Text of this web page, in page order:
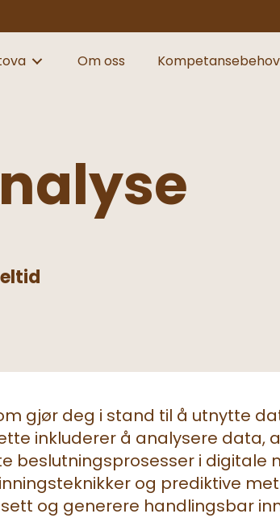
Om oss Kompetansebehov
gjør deg i stand til å utnytte
inkluderer å analysere data,
i digitale
og prediktive
og generere handlingsbar